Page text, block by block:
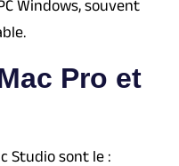
Windows, souvent
Pro et
Studio sont le :